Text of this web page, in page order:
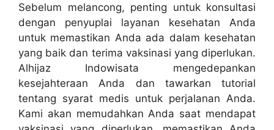
Sebelum melancong, penting untuk konsultasi
dengan penyuplai layanan kesehatan Anda
untuk memastikan Anda ada dalam kesehatan
yang baik dan terima vaksinasi yang diperlukan.
Alhijaz Indowisata mengedepankan
kesejahteraan Anda dan tawarkan tutorial
tentang syarat medis untuk perjalanan Anda.
Kami akan memudahkan Anda saat mendapat